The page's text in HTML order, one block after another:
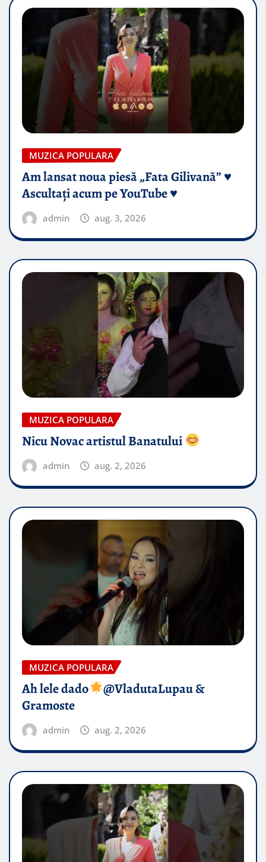
MUZICA POPULARA
Am lansat noua piesă „Fata Gilivană” ♥️
Ascultați acum pe YouTube ♥️
admin aug. 3, 2026
MUZICA POPULARA
Nicu Novac artistul Banatului
admin aug. 2, 2026
MUZICA POPULARA
Ah lele dado​
@VladutaLupau &
Gramoste
admin aug. 2, 2026